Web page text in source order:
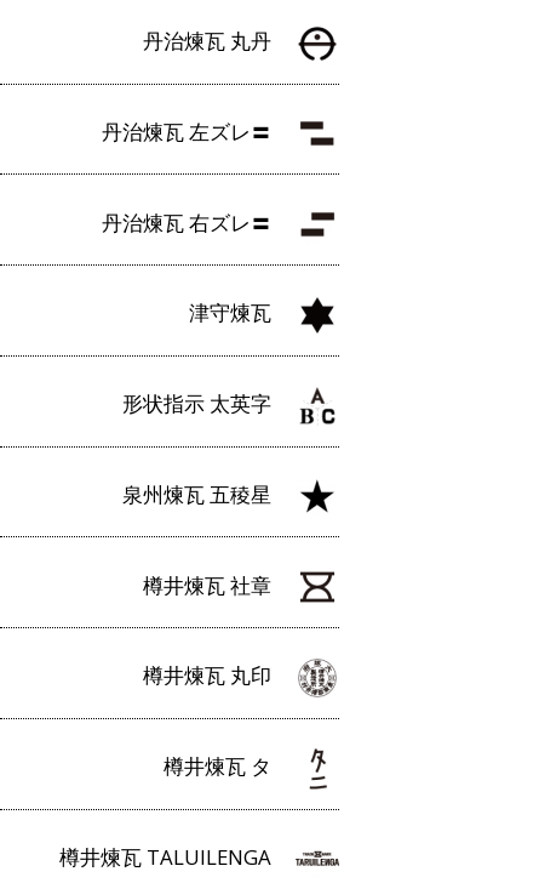
丹治煉瓦 丸丹
丹治煉瓦 左ズレ〓
丹治煉瓦 右ズレ〓
津守煉瓦
形状指示 太英字
泉州煉瓦 五稜星
樽井煉瓦 社章
樽井煉瓦 丸印
樽井煉瓦 タ
樽井煉瓦 TALUILENGA